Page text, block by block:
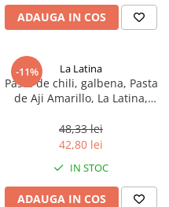
ADAUGA IN COS
-11% La Latina
Pasta de chili, galbena, Pasta
de Aji Amarillo, La Latina,
48,33 lei
42,80 lei
IN STOC
ADAUGA IN COS